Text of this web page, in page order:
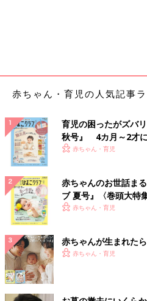
赤ちゃん・育児の人気記事
育児の困ったがズバ
秋号』 4カ月～2才
いっぱい！
赤ちゃん・育児
赤ちゃんのお世話ま
ブ 夏号』〈巻頭大特
く！ おっぱい・ミル
赤ちゃん・育児
赤ちゃんが生まれた
赤ちゃん・育児